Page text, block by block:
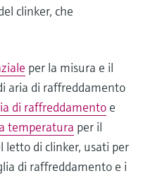
clinker, che
per la misura e il
aria di raffreddamento
di raffreddamento e
temperatura per il
letto di clinker, usati per
di raffreddamento e i